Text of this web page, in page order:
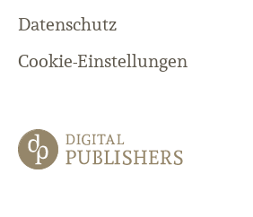
Datenschutz
Cookie-Einstellungen